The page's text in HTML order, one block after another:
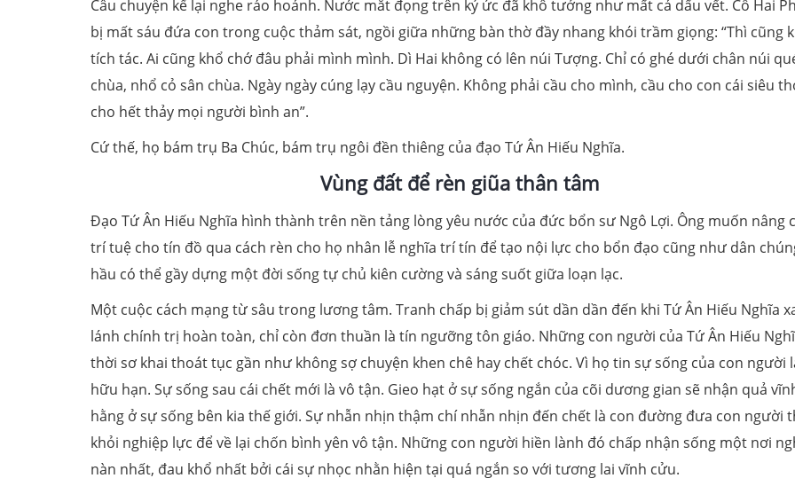
Câu chuyện kể lại nghe ráo hoảnh. Nước mắt đọng trên ký ức đã khô tưởng như mất cả dấu vết. Cô Hai
bị mất sáu đứa con trong cuộc thảm sát, ngồi giữa những bàn thờ đầy nhang khói trầm giọng: “Thì cũng
tích tác. Ai cũng khổ chớ đâu phải mình mình. Dì Hai không có lên núi Tượng. Chỉ có ghé dưới chân núi
chùa, nhổ cỏ sân chùa. Ngày ngày cúng lạy cầu nguyện. Không phải cầu cho mình, cầu cho con cái siêu
cho hết thảy mọi người bình an”.
Cứ thế, họ bám trụ Ba Chúc, bám trụ ngôi đền thiêng của đạo Tứ Ân Hiếu Nghĩa.
Vùng đất để rèn giũa thân tâm
Đạo Tứ Ân Hiếu Nghĩa hình thành trên nền tảng lòng yêu nước của đức bổn sư Ngô Lợi. Ông muốn nâng
trí tuệ cho tín đồ qua cách rèn cho họ nhân lễ nghĩa trí tín để tạo nội lực cho bổn đạo cũng như dân
hầu có thể gầy dựng một đời sống tự chủ kiên cường và sáng suốt giữa loạn lạc.
Một cuộc cách mạng từ sâu trong lương tâm. Tranh chấp bị giảm sút dần dần đến khi Tứ Ân Hiếu Nghĩa
lánh chính trị hoàn toàn, chỉ còn đơn thuần là tín ngưỡng tôn giáo. Những con người của Tứ Ân Hiếu
thời sơ khai thoát tục gần như không sợ chuyện khen chê hay chết chóc. Vì họ tin sự sống của con người
hữu hạn. Sự sống sau cái chết mới là vô tận. Gieo hạt ở sự sống ngắn của cõi dương gian sẽ nhận quả
hằng ở sự sống bên kia thế giới. Sự nhẫn nhịn thậm chí nhẫn nhịn đến chết là con đường đưa con người
khỏi nghiệp lực để về lại chốn bình yên vô tận. Những con người hiền lành đó chấp nhận sống một nơi
nàn nhất, đau khổ nhất bởi cái sự nhọc nhằn hiện tại quá ngắn so với tương lai vĩnh cửu.